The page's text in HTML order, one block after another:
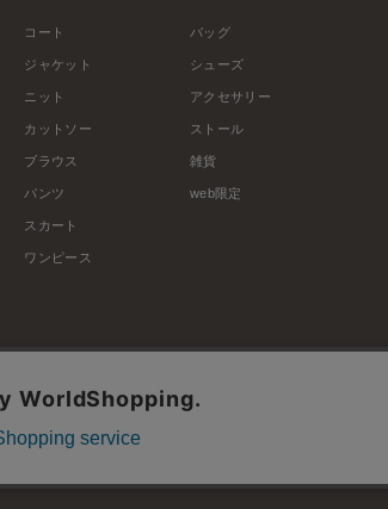
コート
ジャケット
ニット
カットソー
ブラウス
パンツ
スカート
ワンピース
バッグ
シューズ
アクセサリー
ストール
雑貨
web限定